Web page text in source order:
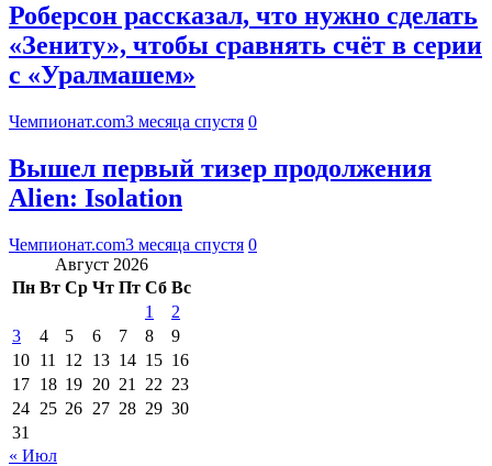
Роберсон рассказал, что нужно сделать
«Зениту», чтобы сравнять счёт в серии
с «Уралмашем»
Чемпионат.com3 месяца спустя 0
Вышел первый тизер продолжения
Alien: Isolation
Чемпионат.com3 месяца спустя 0
Август 2026
Пн Вт Ср Чт Пт Сб Вс
1
2
3
4 5 6 7 8
9
10 11 12 13 14 15 16
17 18 19 20 21 22 23
24 25 26 27 28 29 30
31
« Июл